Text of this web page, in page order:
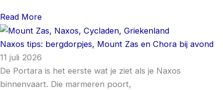
Read More
Naxos tips: bergdorpjes, Mount Zas en Chora bij avond
11 juli 2026
De Portara is het eerste wat je ziet als je Naxos
binnenvaart. Die marmeren poort,